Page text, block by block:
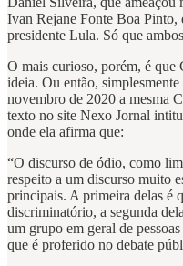
Ivan Rejane Fonte Boa Pinto,
presidente Lula. Só que
O mais curioso, porém, é que
ideia. Ou então,
novembro de 2020 a mesma
texto no site Nexo Jornal
onde ela afirma que:
“O discurso de ódio, como
respeito a um discurso muito
principais. A primeira delas é
discriminatório, a segunda
um grupo em geral de
que é proferido no debate